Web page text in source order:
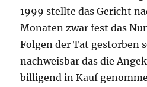
1999 stellte das Gericht
Monaten zwar fest das
Folgen der Tat gestorben
nachweisbar das die
billigend in Kauf